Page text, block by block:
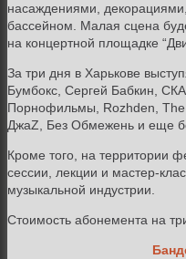
насаждениями,
бассейном. Малая сцена
на концертной площадке
За три дня в Харькове
Бумбокс, Сергей Бабкин,
Порнофильмы, Rozhden, The
ДжаZ, Без Обмежень и еще
Кроме того, на территории
сессии, лекции и мастер-
музыкальной индустрии.
Стоимость абонемента на